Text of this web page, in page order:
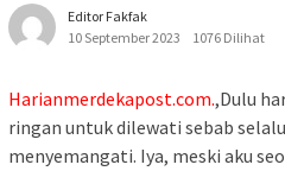
Editor Fakfak
10 September 2023
1076 Dilihat
Harianmerdekapost.com.,Dulu
ringan untuk dilewati sebab
menyemangati. Iya, meski aku